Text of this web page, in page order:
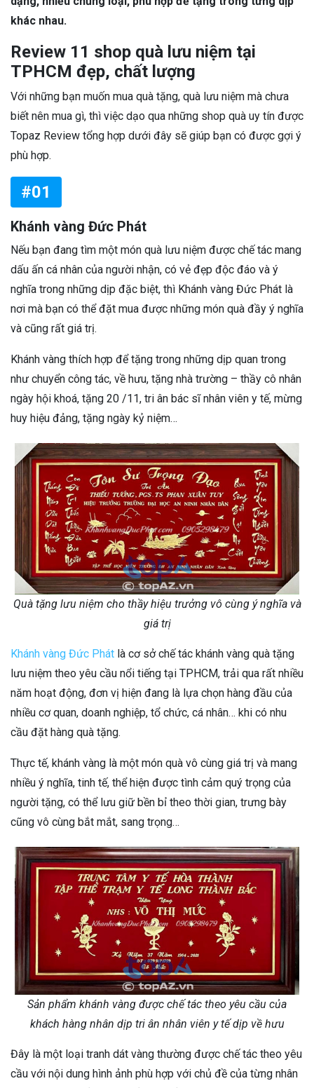
khác nhau.
Review 11 shop quà lưu niệm tại
TPHCM đẹp, chất lượng
Với những bạn muốn mua quà tặng, quà lưu niệm mà chưa
biết nên mua gì, thì việc dạo qua những shop quà uy tín được
Topaz Review tổng hợp dưới đây sẽ giúp bạn có được gợi ý
phù hợp.
#01
Khánh vàng Đức Phát
Nếu bạn đang tìm một món quà lưu niệm được chế tác mang
dấu ấn cá nhân của người nhận, có vẻ đẹp độc đáo và ý
nghĩa trong những dịp đặc biệt, thì Khánh vàng Đức Phát là
nơi mà bạn có thể đặt mua được những món quà đầy ý nghĩa
và cũng rất giá trị.
Khánh vàng thích hợp để tặng trong những dịp quan trong
như chuyển công tác, về hưu, tặng nhà trường – thầy cô nhân
ngày hội khoá, tặng 20 /11, tri ân bác sĩ nhân viên y tế, mừng
huy hiệu đảng, tặng ngày kỷ niệm…
Quà tặng lưu niệm cho thầy hiệu trưởng vô cùng ý nghĩa và
giá trị
Khánh vàng Đức Phát là cơ sở chế tác khánh vàng quà tặng
lưu niệm theo yêu cầu nổi tiếng tại TPHCM, trải qua rất nhiều
năm hoạt động, đơn vị hiện đang là lựa chọn hàng đầu của
nhiều cơ quan, doanh nghiệp, tổ chức, cá nhân… khi có nhu
cầu đặt hàng quà tặng.
Thực tế, khánh vàng là một món quà vô cùng giá trị và mang
nhiều ý nghĩa, tinh tế, thể hiện được tình cảm quý trọng của
người tặng, có thể lưu giữ bền bỉ theo thời gian, trưng bày
cũng vô cùng bắt mắt, sang trọng…
Sản phẩm khánh vàng được chế tác theo yêu cầu của
khách hàng nhân dịp tri ân nhân viên y tế dịp về hưu
Đây là một loại tranh dát vàng thường được chế tác theo yêu
cầu với nội dung hình ảnh phù hợp với chủ đề của từng nhân